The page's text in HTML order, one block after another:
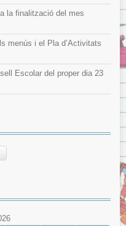
la finalització del mes
menús i el Pla d’Activitats
Escolar del proper dia 23